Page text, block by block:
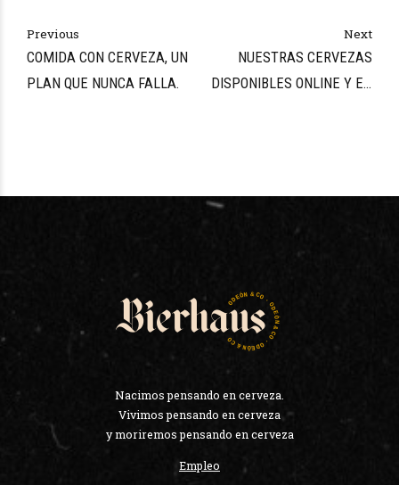
Previous
COMIDA CON CERVEZA, UN
PLAN QUE NUNCA FALLA.
Next
NUESTRAS CERVEZAS
DISPONIBLES ONLINE Y EN
Nacimos pensando en cerveza.
Vivimos pensando en cerveza
y moriremos pensando en cerveza
Empleo